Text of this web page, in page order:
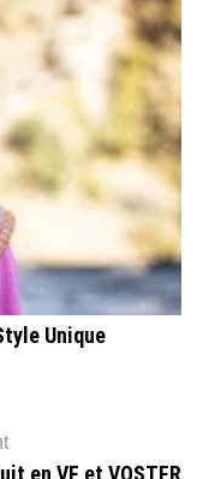
Unique
en VF et VOSTFR